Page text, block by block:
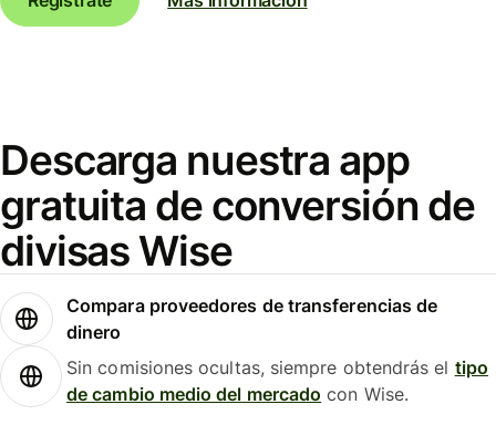
Descarga nuestra app
gratuita de conversión de
divisas Wise
Compara proveedores de transferencias de
dinero
Sin comisiones ocultas, siempre obtendrás el tipo
de cambio medio del mercado con Wise.